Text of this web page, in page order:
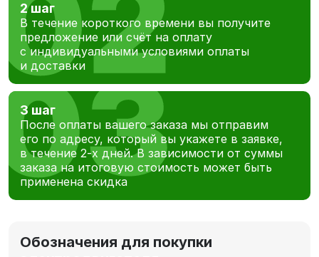
2 шаг
В течение короткого времени вы получите
предложение или счёт на оплату
с индивидуальными условиями оплаты
и доставки
3 шаг
После оплаты вашего заказа мы отправим
его по адресу, который вы укажете в заявке,
в течение 2-х дней. В зависимости от суммы
заказа на итоговую стоимость может быть
применена скидка
Обозначения для покупки